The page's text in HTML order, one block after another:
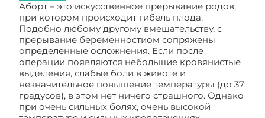
Аборт – это искусственное прерывание родов,
при котором происходит гибель плода.
Подобно любому другому вмешательству, с
прерывание беременностиом сопряжены
определенные осложнения. Если после
операции появляются небольшие кровянистые
выделения, слабые боли в животе и
незначительное повышение температуры (до 37
градусов), в этом нет ничего страшного. Однако
при очень сильных болях, очень высокой